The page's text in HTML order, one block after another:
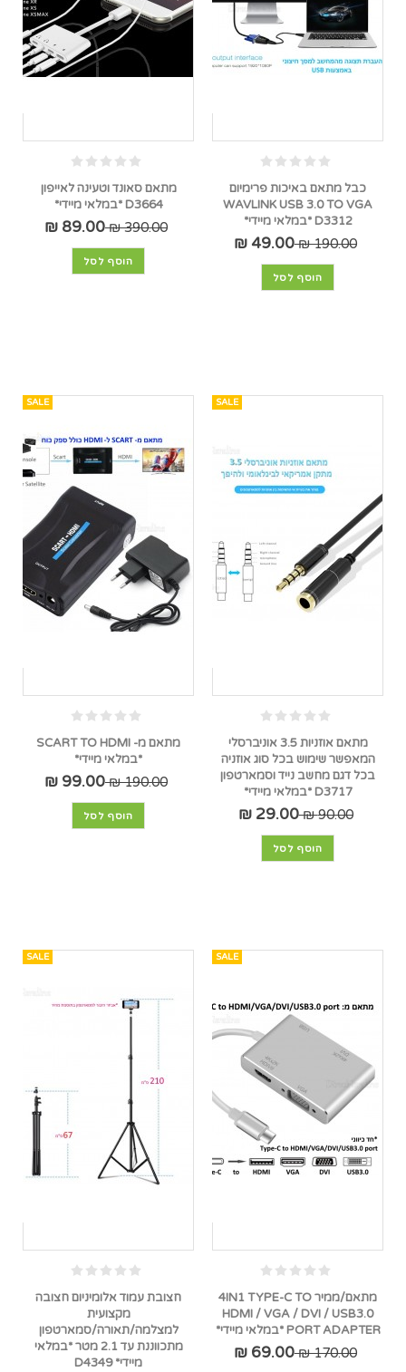
כבל מתאם באיכות פרימיום
WAVLINK USB 3.0 TO VGA
D3312 *במלאי מיידי*
190.00 ₪
49.00 ₪
הוסף לסל
מתאם סאונד וטעינה לאייפון
D3664 *במלאי מיידי*
390.00 ₪
89.00 ₪
הוסף לסל
SALE
מתאם אוזניות 3.5 אוניברסלי
המאפשר שימוש בכל סוג אוזניה
בכל דגם מחשב נייד וסמארטפון
D3717 *במלאי מיידי*
90.00 ₪
29.00 ₪
הוסף לסל
SALE
מתאם מ- SCART TO HDMI
*במלאי מיידי*
190.00 ₪
99.00 ₪
הוסף לסל
SALE
מתאם/ממיר 4IN1 TYPE-C TO
HDMI / VGA / DVI / USB3.0
PORT ADAPTER *במלאי מיידי*
170.00 ₪
69.00 ₪
SALE
חצובת עמוד אלומיניום חצובה
מקצועית
למצלמה/תאורה/סמארטפון
מתכווננת עד 2.1 מטר *במלאי
מיידי* D4349